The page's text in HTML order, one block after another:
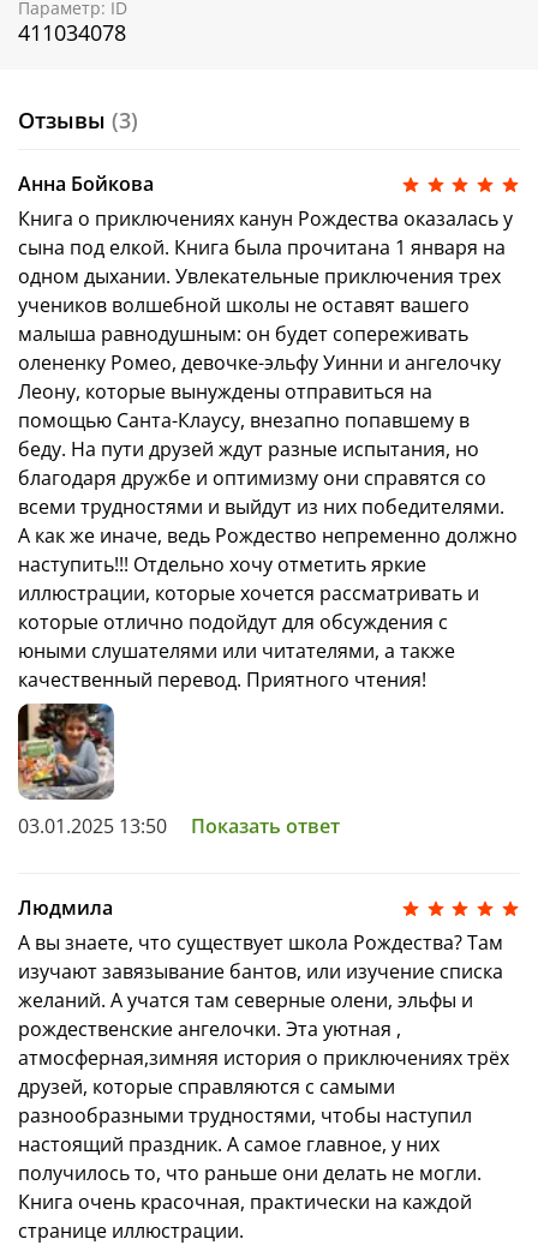
История о дружбе и волшебных приключениях
картинок для начинающего читателя
Рождество
Возраст 6+
Параметр: ID
411034078
Отзывы (3)
Анна Бойкова
Книга о приключениях канун Рождества оказалась у
сына под елкой. Книга была прочитана 1 января на
одном дыхании. Увлекательные приключения трех
учеников волшебной школы не оставят вашего
малыша равнодушным: он будет сопереживать
олененку Ромео, девочке-эльфу Уинни и ангелочку
Леону, которые вынуждены отправиться на
помощью Санта-Клаусу, внезапно попавшему в
беду. На пути друзей ждут разные испытания, но
благодаря дружбе и оптимизму они справятся со
всеми трудностями и выйдут из них победителями.
А как же иначе, ведь Рождество непременно должно
наступить!!! Отдельно хочу отметить яркие
иллюстрации, которые хочется рассматривать и
которые отлично подойдут для обсуждения с
юными слушателями или читателями, а также
качественный перевод. Приятного чтения!
03.01.2025 13:50 Показать ответ
Людмила
А вы знаете, что существует школа Рождества? Там
изучают завязывание бантов, или изучение списка
желаний. А учатся там северные олени, эльфы и
рождественские ангелочки. Эта уютная ,
атмосферная,зимняя история о приключениях трёх
друзей, которые справляются с самыми
разнообразными трудностями, чтобы наступил
настоящий праздник. А самое главное, у них
получилось то, что раньше они делать не могли.
Книга очень красочная, практически на каждой
странице иллюстрации.